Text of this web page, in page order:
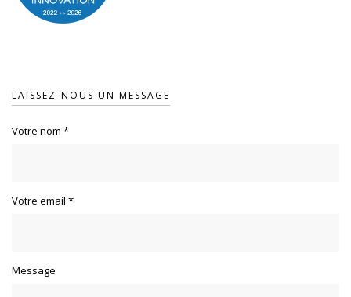
LAISSEZ-NOUS UN MESSAGE
Votre nom *
Votre email *
Message